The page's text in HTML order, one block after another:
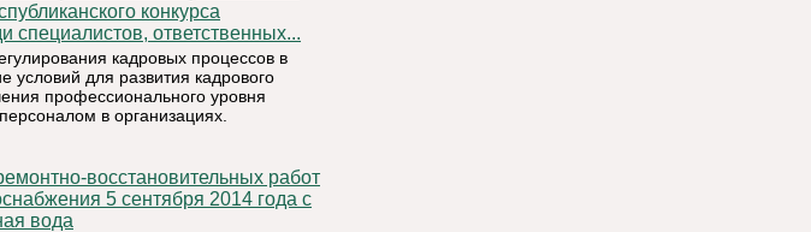
конкурса
специалистов, ответственных...
кадровых процессов в
условий для развития кадрового
профессионального уровня
в организациях.
5 сентября 2014 года с
вода